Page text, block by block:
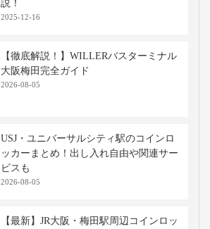
説！
2025-12-16
【徹底解説！】WILLERバスターミナル
大阪梅田完全ガイド
2026-08-05
USJ・ユニバーサルシティ駅のコインロ
ッカーまとめ！出し入れ自由や関連サー
ビスも
2026-08-05
【最新】JR大阪・梅田駅周辺コインロッ